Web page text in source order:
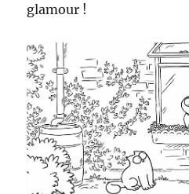
glamour !